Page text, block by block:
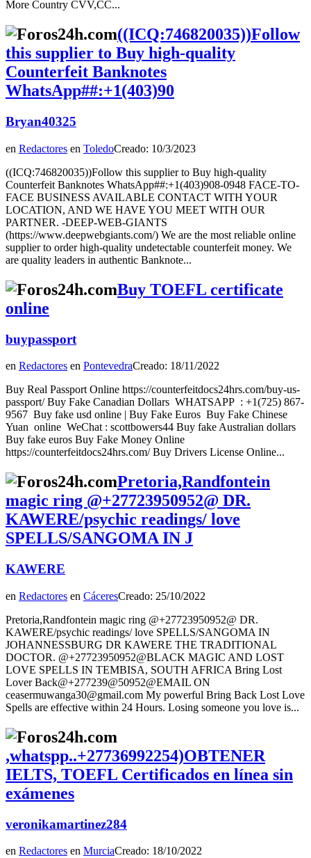
More Country CVV,CC...
((ICQ:746820035))Follow
this supplier to Buy high-quality
Counterfeit Banknotes
WhatsApp##:+1(403)90
Bryan40325
en Redactores en ToledoCreado: 10/3/2023
((ICQ:746820035))Follow this supplier to Buy high-quality
Counterfeit Banknotes WhatsApp##:+1(403)908-0948 FACE-TO-
FACE BUSINESS AVAILABLE CONTACT WITH YOUR
LOCATION, AND WE HAVE YOU MEET WITH OUR
PARTNER. -DEEP-WEB-GIANTS
(https://www.deepwebgiants.com/) We are the most reliable online
supplier to order high-quality undetectable counterfeit money. We
are quality leaders in authentic Banknote...
Buy TOEFL certificate
online
buypassport
en Redactores en PontevedraCreado: 18/11/2022
Buy Real Passport Online https://counterfeitdocs24hrs.com/buy-us-
passport/ Buy Fake Canadian Dollars WHATSAPP : +1(725) 867-
9567 Buy fake usd online | Buy Fake Euros Buy Fake Chinese
Yuan online WeChat : scottbowers44 Buy fake Australian dollars
Buy fake euros Buy Fake Money Online
https://counterfeitdocs24hrs.com/ Buy Drivers License Online...
Pretoria,Randfontein
magic ring @+27723950952@ DR.
KAWERE/psychic readings/ love
SPELLS/SANGOMA IN J
KAWERE
en Redactores en CáceresCreado: 25/10/2022
Pretoria,Randfontein magic ring @+27723950952@ DR.
KAWERE/psychic readings/ love SPELLS/SANGOMA IN
JOHANNESSBURG DR KAWERE THE TRADITIONAL
DOCTOR. @+27723950952@BLACK MAGIC AND LOST
LOVE SPELLS IN TEMBISA, SOUTH AFRICA Bring Lost
Lover Back@+277239@50952@EMAIL ON
ceasermuwanga30@gmail.com My powerful Bring Back Lost Love
Spells are effective within 24 Hours. Losing someone you love is...
,whatspp..+27736992254)OBTENER
IELTS, TOEFL Certificados en línea sin
exámenes
veronikamartinez284
en Redactores en MurciaCreado: 18/10/2022